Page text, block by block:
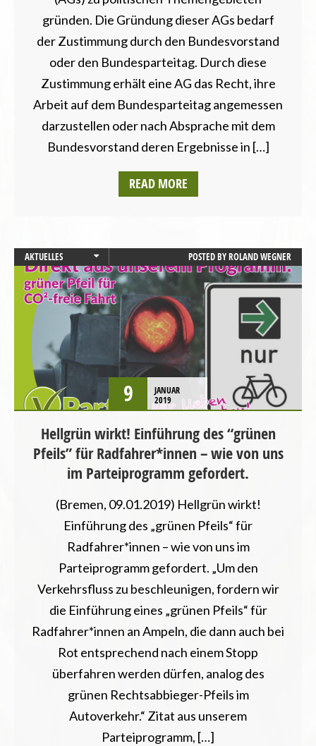
gründen. Die Gründung dieser AGs bedarf
der Zustimmung durch den Bundesvorstand
oder den Bundesparteitag. Durch diese
Zustimmung erhält eine AG das Recht, ihre
Arbeit auf dem Bundesparteitag angemessen
darzustellen oder nach Absprache mit dem
Bundesvorstand deren Ergebnisse in […]
READ MORE
AKTUELLES
PRESSEMITTEILUNG
UMWELT UND KLIMA
POSTED BYROLAND WEGNER
9
JANUAR
2019
Hellgrün wirkt! Einführung des “grünen
Pfeils” für Radfahrer*innen – wie von uns
im Parteiprogramm gefordert.
(Bremen, 09.01.2019) Hellgrün wirkt!
Einführung des „grünen Pfeils“ für
Radfahrer*innen – wie von uns im
Parteiprogramm gefordert. „Um den
Verkehrsfluss zu beschleunigen, fordern wir
die Einführung eines „grünen Pfeils“ für
Radfahrer*innen an Ampeln, die dann auch bei
Rot entsprechend nach einem Stopp
überfahren werden dürfen, analog des
grünen Rechtsabbieger-Pfeils im
Autoverkehr.“ Zitat aus unserem
Parteiprogramm, […]